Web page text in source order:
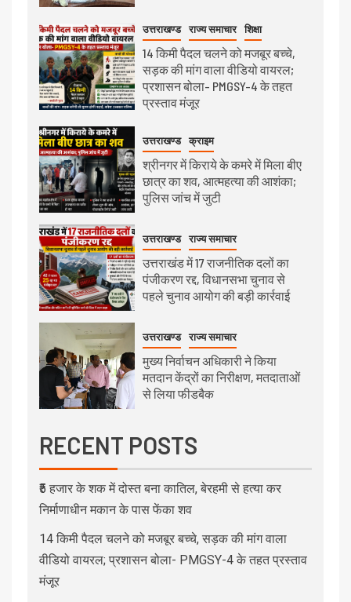
उत्तराखण्ड राज्य समाचार शिक्षा
14 किमी पैदल चलने को मजबूर बच्चे,
सड़क की मांग वाला वीडियो वायरल;
प्रशासन बोला- PMGSY-4 के तहत
प्रस्ताव मंजूर
उत्तराखण्ड क्राइम
श्रीनगर में किराये के कमरे में मिला बीए
छात्र का शव, आत्महत्या की आशंका;
पुलिस जांच में जुटी
उत्तराखण्ड राज्य समाचार
उत्तराखंड में 17 राजनीतिक दलों का
पंजीकरण रद्द, विधानसभा चुनाव से
पहले चुनाव आयोग की बड़ी कार्रवाई
उत्तराखण्ड राज्य समाचार
मुख्य निर्वाचन अधिकारी ने किया
मतदान केंद्रों का निरीक्षण, मतदाताओं
से लिया फीडबैक
RECENT POSTS
₹5 हजार के शक में दोस्त बना कातिल, बेरहमी से हत्या कर
निर्माणाधीन मकान के पास फेंका शव
14 किमी पैदल चलने को मजबूर बच्चे, सड़क की मांग वाला
वीडियो वायरल; प्रशासन बोला- PMGSY-4 के तहत प्रस्ताव
मंजूर